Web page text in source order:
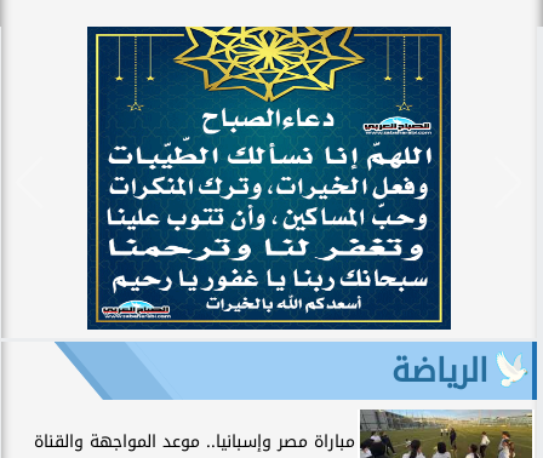
الرياضة
مباراة مصر وإسبانيا.. موعد المواجهة والقناة